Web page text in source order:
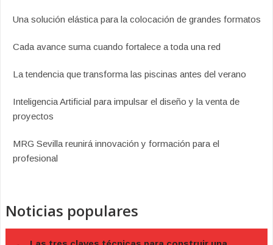
Una solución elástica para la colocación de grandes formatos
Cada avance suma cuando fortalece a toda una red
La tendencia que transforma las piscinas antes del verano
Inteligencia Artificial para impulsar el diseño y la venta de
proyectos
MRG Sevilla reunirá innovación y formación para el
profesional
Noticias populares